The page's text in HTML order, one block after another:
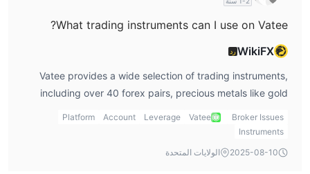
brokers that are solely regulated by stronger global
authorities.
What trading instruments can I use on Vatee?
WikiFXرد
Vatee provides a wide selection of trading instruments,
including over 40 forex pairs, precious metals like gold
and silver CFDs, commodities, indices, and
cryptocurrency CFDs. I particularly enjoy the wide range
Broker Issues
Vatee
Leverage
Account
Platform
Instruments
2025-08-10
الولايات المتحدة